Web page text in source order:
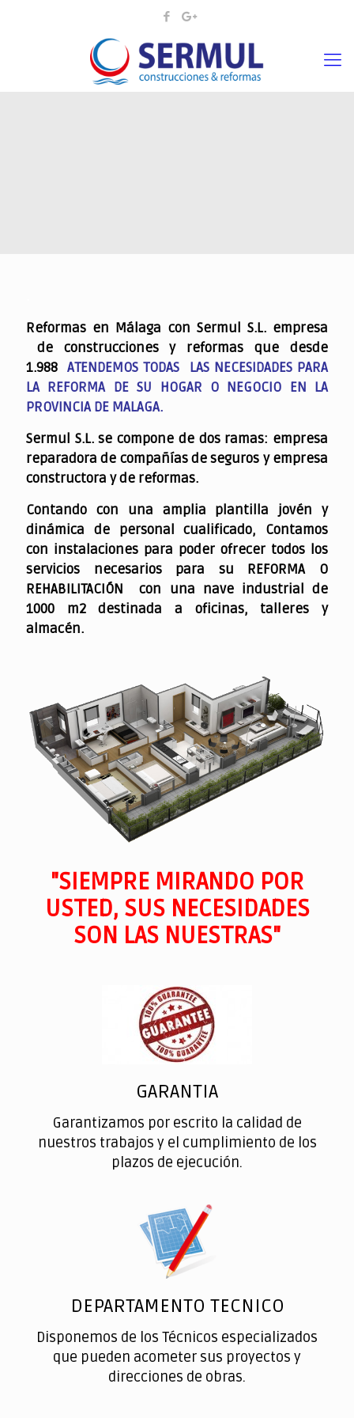
Reformas en Málaga con Sermul S.L. empresa
de construcciones y reformas que desde
1.988ATENDEMOS TODAS LAS NECESIDADES PARA
LA REFORMA DE SU HOGAR O NEGOCIO EN LA
PROVINCIA DE MALAGA.
Sermul S.L. se compone de dos ramas: empresa
reparadora de compañías de seguros y empresa
constructora y de reformas.
Contando con una amplia plantilla jovén y
dinámica de personal cualificado, Contamos
con instalaciones para poder ofrecer todos los
servicios necesarios para su REFORMA O
REHABILITACIÓN con una nave industrial de
1000 m2 destinada a oficinas, talleres y
almacén.
"SIEMPRE MIRANDO POR
USTED, SUS NECESIDADES
SON LAS NUESTRAS"
GARANTIA
Garantizamos por escrito la calidad de
nuestros trabajos y el cumplimiento de los
plazos de ejecución.
DEPARTAMENTO TECNICO
Disponemos de los Técnicos especializados
que pueden acometer sus proyectos y
direcciones de obras.